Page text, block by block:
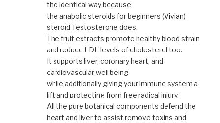
the identical way because
the anabolic steroids for beginners (Vivian)
steroid Testosterone does.
The fruit extracts promote healthy blood strain
and reduce LDL levels of cholesterol too.
It supports liver, coronary heart, and
cardiovascular well being
while additionally giving your immune system a
lift and protecting from free radical injury.
All the pure botanical components defend the
heart and liver to assist remove toxins and